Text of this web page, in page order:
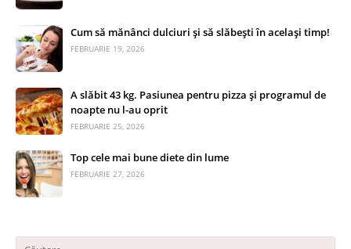
Cum să mănânci dulciuri și să slăbești în același timp!
FEBRUARIE 19, 2026
A slăbit 43 kg. Pasiunea pentru pizza și programul de
noapte nu l-au oprit
FEBRUARIE 25, 2026
Top cele mai bune diete din lume
FEBRUARIE 27, 2026